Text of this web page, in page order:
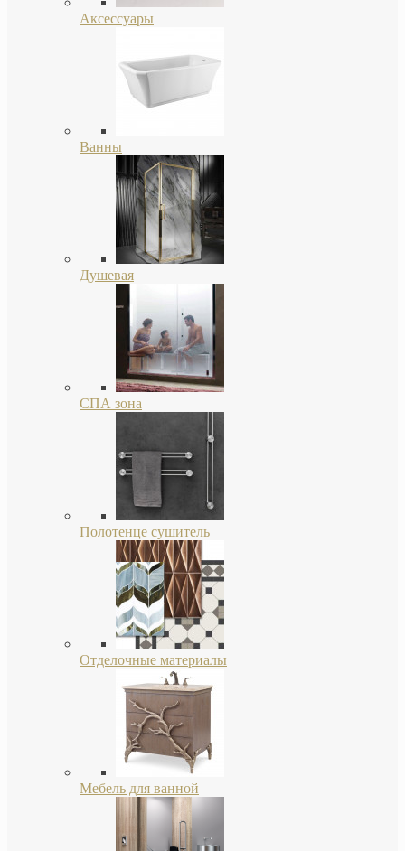
Аксессуары
Ванны
Душевая
СПА зона
Полотенце сушитель
Отделочные материалы
Мебель для ванной